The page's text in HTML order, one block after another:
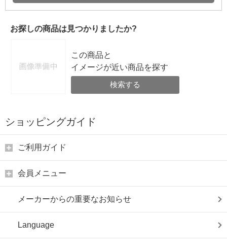
お探しの商品は見つかりましたか?
この商品と
イメージが近い商品を探す
検索する
ショッピングガイド
ご利用ガイド
会員メニュー
メーカーからの重要なお知らせ
Language